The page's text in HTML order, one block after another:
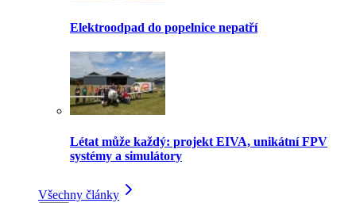
Elektroodpad do popelnice nepatří
Létat může každý: projekt EIVA, unikátní FPV
systémy a simulátory
Všechny články